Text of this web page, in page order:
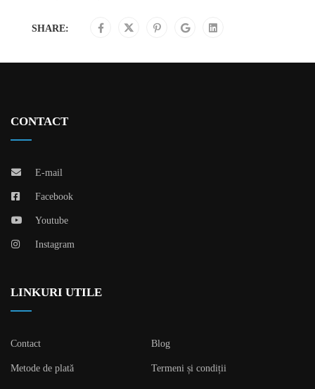
SHARE:
CONTACT
E-mail
Facebook
Youtube
Instagram
LINKURI UTILE
Contact Blog
Metode de plată Termeni și condiții